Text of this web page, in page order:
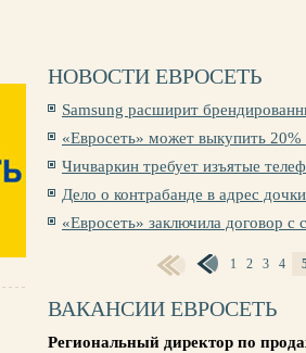
НОВОСТИ ЕВРОСЕТЬ
Samsung расширит
«Евросеть» может выкупить
Чичваркин требует изъятые
Дело о контрабанде в адрес
«Евросеть» заключила договор с
1 2 3 4
ВАКАНСИИ ЕВРОСЕТЬ
Региональный директор по